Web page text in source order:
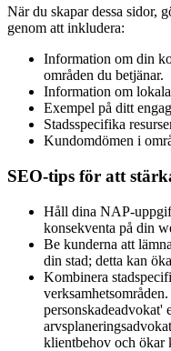
När du skapar dessa sidor,
genom att inkludera:
Information om din
områden du betjänar.
Information om
Exempel på ditt
Stadsspecifika
Kundomdömen i
SEO-tips för att
Håll dina NAP-
konsekventa på din
Be kunderna att
din stad; detta kan
Kombinera
personskadeadvokat'
klientbehov och ökar